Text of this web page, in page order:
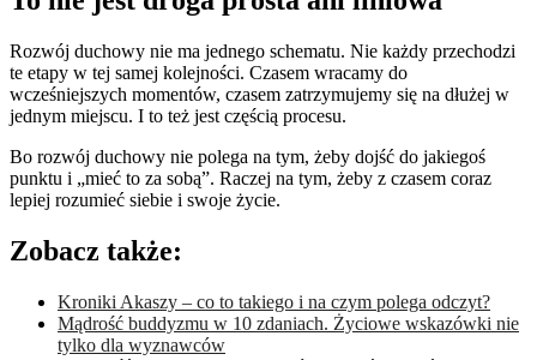
Rozwój duchowy nie ma jednego schematu. Nie każdy przechodzi
te etapy w tej samej kolejności. Czasem wracamy do
wcześniejszych momentów, czasem zatrzymujemy się na dłużej w
jednym miejscu. I to też jest częścią procesu.
Bo rozwój duchowy nie polega na tym, żeby dojść do jakiegoś
punktu i „mieć to za sobą”. Raczej na tym, żeby z czasem coraz
lepiej rozumieć siebie i swoje życie.
Zobacz także:
Kroniki Akaszy – co to takiego i na czym polega odczyt?
Mądrość buddyzmu w 10 zdaniach. Życiowe wskazówki nie
tylko dla wyznawców